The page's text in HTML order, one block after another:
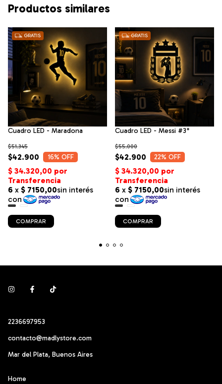
Productos similares
GRATIS
Cuadro LED - Maradona
$42.900
$51.345
16% OFF
COMPRAR
GRATIS
Cuadro LED - Messi #3*
$42.900
$55.000
22% OFF
COMPRAR
2236697953
contacto@madlystore.com
Mar del Plata, Buenos Aires
Home